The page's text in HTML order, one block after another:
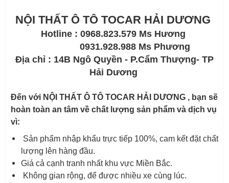
NỘI THẤT Ô TÔ TOCAR HẢI DƯƠNG
Hotline : 0968.823.579 Ms Hương
0931.928.988 Ms Phương
Địa chỉ : 14B Ngô Quyền - P.Cẩm Thượng- TP
Hải Dương
Đến với NỘI THẤT Ô TÔ TOCAR HẢI DƯƠNG , bạn sẽ
hoàn toàn an tâm về chất lượng sản phẩm và dịch vụ
vì:
Sản phẩm nhập khẩu trực tiếp 100%, cam kết đặt chất
lượng lên hàng đầu.
Giá cả cạnh tranh nhất khu vực Miền Bắc.
Không gian rộng, để được nhiều xe cùng lúc.